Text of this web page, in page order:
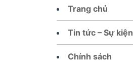
Trang chủ
Tin tức – Sự kiện
Chính sách